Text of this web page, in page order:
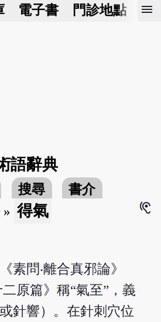
電子書 門診地點 預
menu
語辭典
搜尋
書介
» 得氣
hearing
素問‧離合真邪論》
二原篇》稱“氣至”，義
針響）。在針刺穴位